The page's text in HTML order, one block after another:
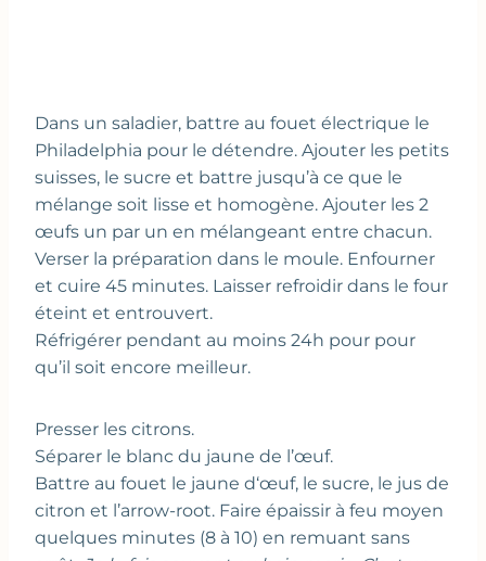
Dans un saladier, battre au fouet électrique le
Philadelphia pour le détendre. Ajouter les petits
suisses, le sucre et battre jusqu’à ce que le
mélange soit lisse et homogène. Ajouter les 2
œufs un par un en mélangeant entre chacun.
Verser la préparation dans le moule. Enfourner
et cuire 45 minutes. Laisser refroidir dans le four
éteint et entrouvert.
Réfrigérer pendant au moins 24h pour pour
qu’il soit encore meilleur.
Presser les citrons.
Séparer le blanc du jaune de l’œuf.
Battre au fouet le jaune d‘œuf, le sucre, le jus de
citron et l’arrow-root. Faire épaissir à feu moyen
quelques minutes (8 à 10) en remuant sans